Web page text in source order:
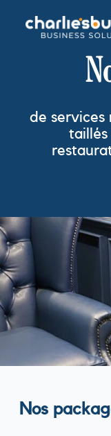
de services
taillés
Nos